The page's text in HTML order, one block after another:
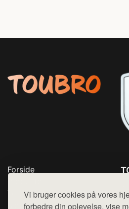
Vi bruger cookies på vores
forbedre din oplevelse, vise
Forside
Top Rabatter
Blog